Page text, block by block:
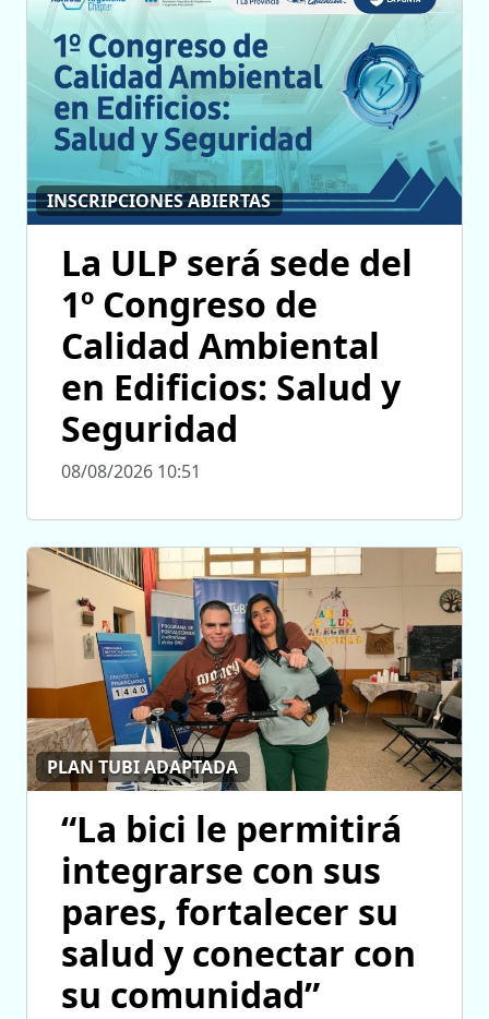
INSCRIPCIONES ABIERTAS
La ULP será sede del
1º Congreso de
Calidad Ambiental
en Edificios: Salud y
Seguridad
08/08/2026 10:51
PLAN TUBI ADAPTADA
“La bici le permitirá
integrarse con sus
pares, fortalecer su
salud y conectar con
su comunidad”